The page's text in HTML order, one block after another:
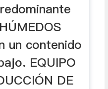
un contenido
EQUIPO
DE